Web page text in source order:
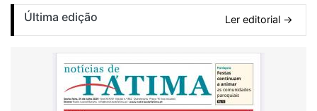
Última edição Ler editorial →